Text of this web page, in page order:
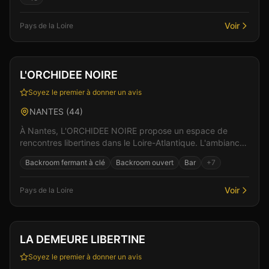
Pays de la Loire Voir
Club Sauna +3
L'ORCHIDEE NOIRE
Soyez le premier à donner un avis
NANTES (44)
À Nantes, L'ORCHIDEE NOIRE propose un espace de
rencontres libertines dans le Loire-Atlantique. L'ambiance
Backroom fermant à clé Backroom ouvert Bar +7
Pays de la Loire Voir
Club Sauna +4
LA DEMEURE LIBERTINE
Soyez le premier à donner un avis